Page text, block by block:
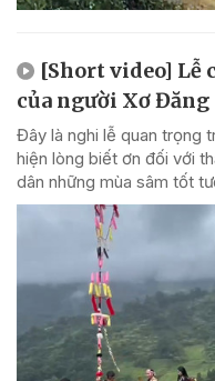
[Short video] Lễ
của người Xơ Đăng
Đây là nghi lễ quan trọng
hiện lòng biết ơn đối với
dân những mùa sâm tốt